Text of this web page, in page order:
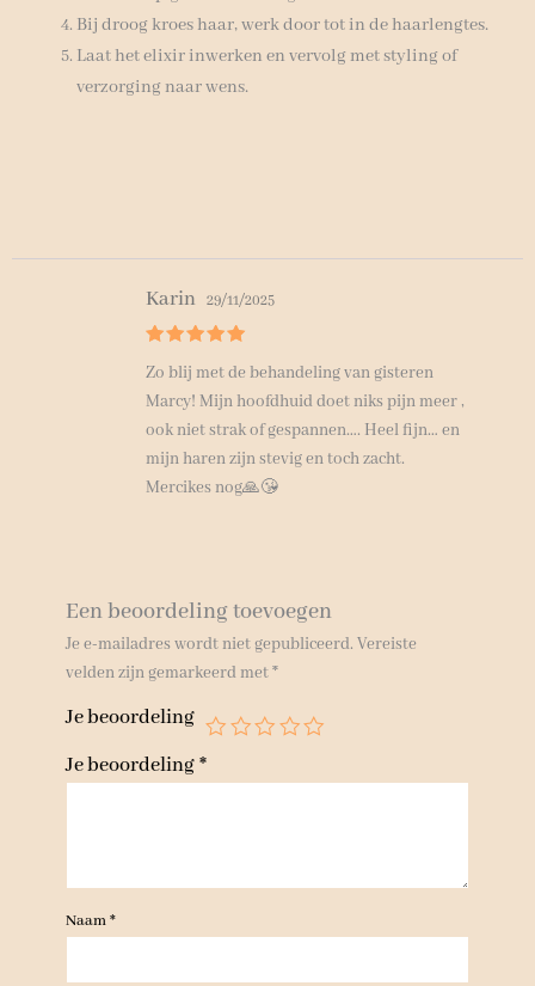
Bij droog kroes haar, werk door tot in de haarlengtes.
Laat het elixir inwerken en vervolg met styling of
verzorging naar wens.
d met5
van 5
Karin 29/11/2025
Zo blij met de behandeling van gisteren
Marcy! Mijn hoofdhuid doet niks pijn meer ,
ook niet strak of gespannen…. Heel fijn… en
mijn haren zijn stevig en toch zacht.
Mercikes nog🙏😘
Een beoordeling toevoegen
Je e-mailadres wordt niet gepubliceerd. Vereiste
velden zijn gemarkeerd met*
Je beoordeling
Je beoordeling*
Naam*